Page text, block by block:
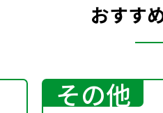
おすす
その他